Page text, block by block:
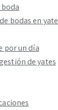
boda
bodas en yate
por un día
de yates